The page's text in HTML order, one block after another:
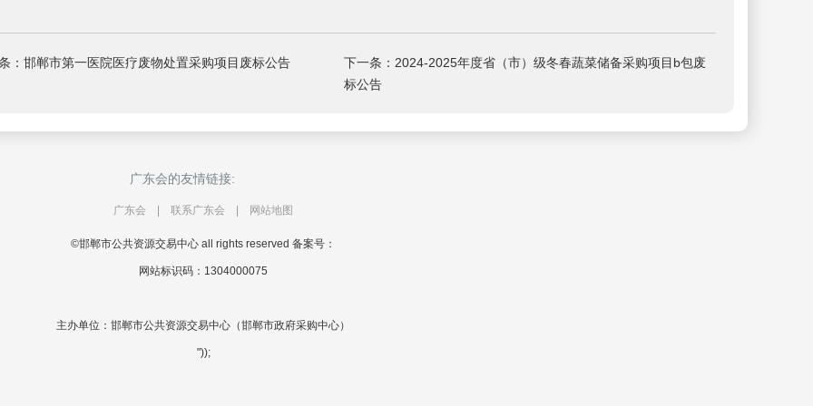
条：邯郸市第一医院医疗废物处置采购项目废标公告
下一条：2024-2025年度省（市）级冬春蔬菜储备采购项目b包废
标公告
广东会的友情链接:
广东会 联系广东会 网站地图
©邯郸市公共资源交易中心 all rights reserved 备案号：
网站标识码：1304000075
主办单位：邯郸市公共资源交易中心（邯郸市政府采购中心）
"));